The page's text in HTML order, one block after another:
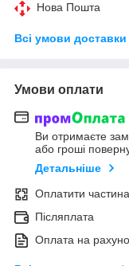
Нова Пошта
Всі умови доставки
Умови оплати
Ви отримаєте
або гроші
Детальніше
Оплатити
Післяплата
Оплата на